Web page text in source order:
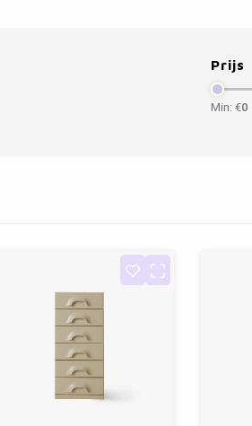
Prijs
Min: €0